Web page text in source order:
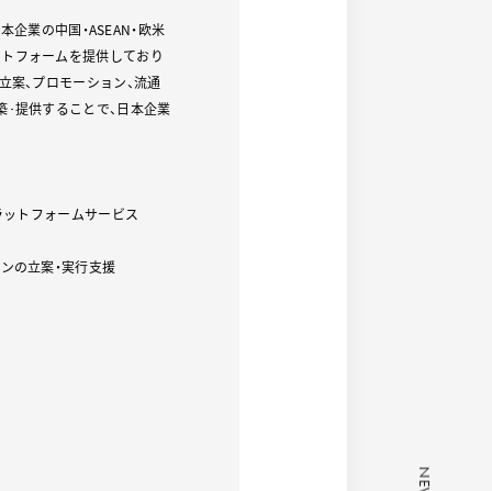
企業の中国・ASEAN・欧米
フォームを提供しており
、プロモーション、流通
提供することで、日本企業
ットフォームサービス
の立案・実行支援